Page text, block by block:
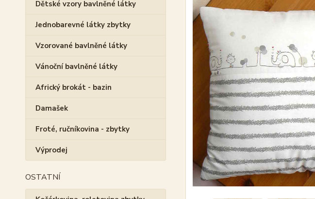
Dětské vzory bavlněné látky
Jednobarevné látky zbytky
Vzorované bavlněné látky
Vánoční bavlněné látky
Africký brokát - bazin
Damašek
Froté, ručníkovina - zbytky
Výprodej
OSTATNÍ